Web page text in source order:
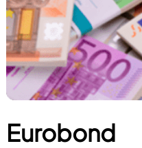
Eurobond